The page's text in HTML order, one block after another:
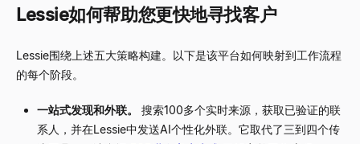
Lessie如何帮助您更快地寻找客户
Lessie围绕上述五大策略构建。以下是该平台如何映射到工作流程
的每个阶段。
一站式发现和外联。
搜索100多个实时来源，获取已验证的联
系人，并在Lessie中发送AI个性化外联。它取代了三到四个传